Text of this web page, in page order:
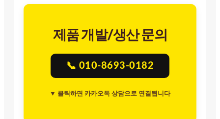
제품 개발/생산 문의
📞 010-8693-0182
▼ 클릭하면 카카오톡 상담으로 연결됩니다